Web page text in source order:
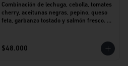
Combinación de lechuga, cebolla, tomates
cherry, aceitunas negras, pepino, queso
feta, garbanzo tostado y salmón fresco.
$48.000